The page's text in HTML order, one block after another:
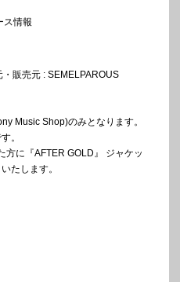
ス情報
販売元 : SEMELPAROUS
Music Shop)のみとなります。
。
に『AFTER GOLD』 ジャケッ
たします。